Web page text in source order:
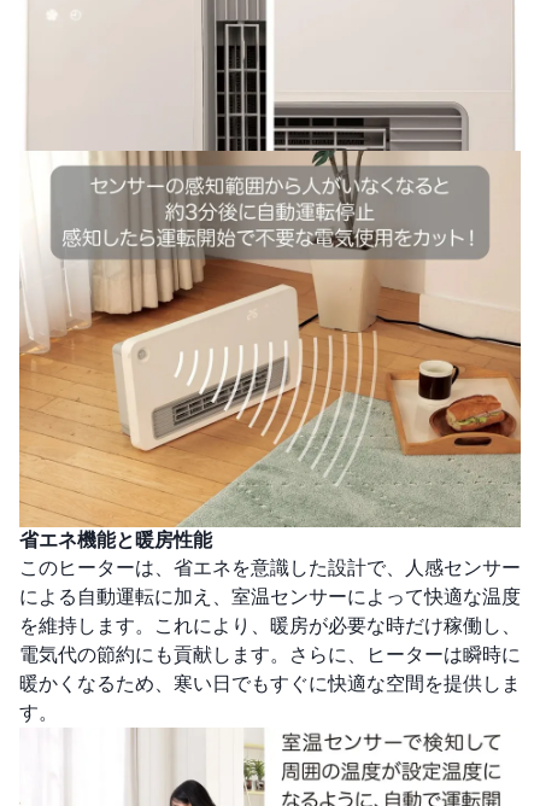
省エネ機能と暖房性能
このヒーターは、省エネを意識した設計で、人感センサー
による自動運転に加え、室温センサーによって快適な温度
を維持します。これにより、暖房が必要な時だけ稼働し、
電気代の節約にも貢献します。さらに、ヒーターは瞬時に
暖かくなるため、寒い日でもすぐに快適な空間を提供しま
す。